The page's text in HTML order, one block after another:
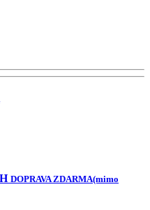
DOPRAVA ZDARMA(mimo